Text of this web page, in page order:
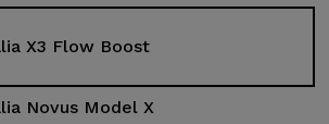
X3 Flow Boost
Novus Model X